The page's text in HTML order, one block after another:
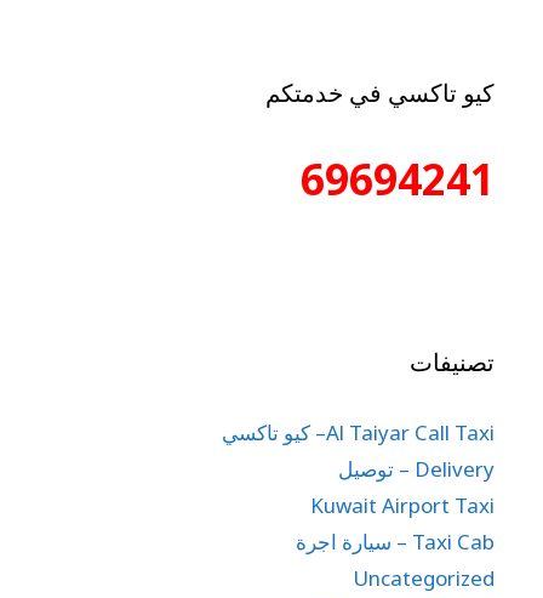
كيو تاكسي في خدمتكم
69694241
تصنيفات
Al Taiyar Call Taxi– كيو تاكسي
Delivery – توصيل
Kuwait Airport Taxi
Taxi Cab – سيارة اجرة
Uncategorized